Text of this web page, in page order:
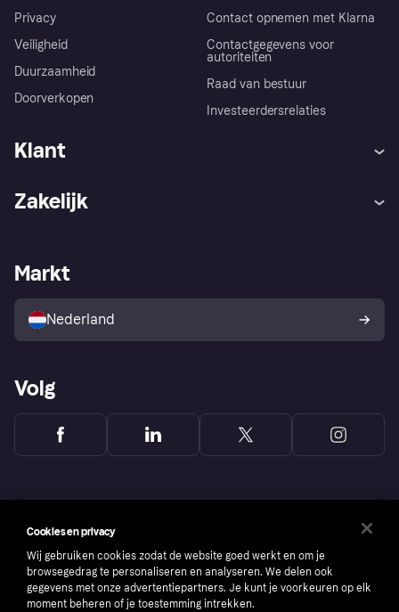
Privacy
Veiligheid
Duurzaamheid
Doorverkopen
Contact opnemen met Klarna
Contactgegevens voor
autoriteiten
Raad van bestuur
Investeerdersrelaties
Klant
Winkeloverzicht
Kopersbescherming voor
consumenten
Zakelijk
Zakelijke login
Markt
Nederland
Volg
Cookies en privacy
Wij gebruiken cookies zodat de website goed werkt en om je
browsegedrag te personaliseren en analyseren. We delen ook
gegevens met onze advertentiepartners. Je kunt je voorkeuren op elk
moment beheren of je toestemming intrekken.